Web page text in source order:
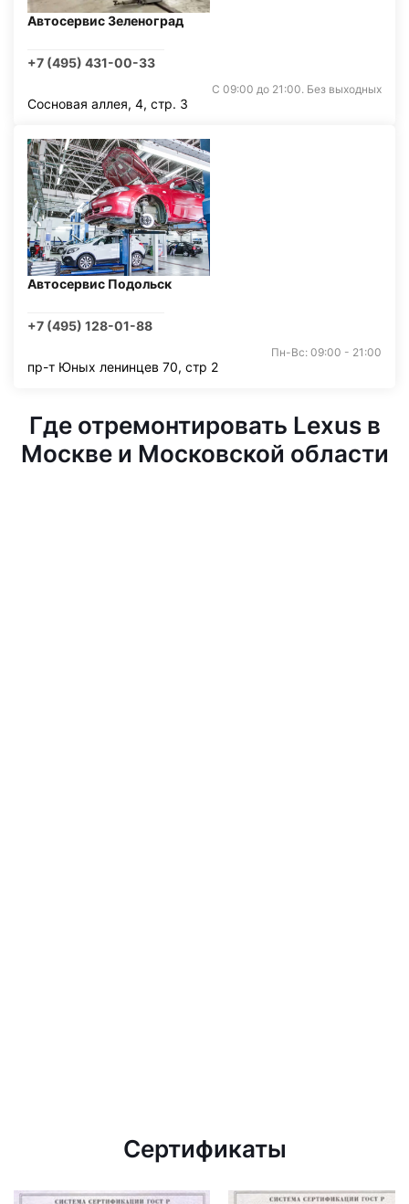
Автосервис Зеленоград
+7 (495) 431-00-33
С 09:00 до 21:00. Без выходных
Сосновая аллея, 4, стр. 3
Автосервис Подольск
+7 (495) 128-01-88
Пн-Вс: 09:00 - 21:00
пр-т Юных ленинцев 70, стр 2
Где отремонтировать Lexus в
Москве и Московской области
Сертификаты